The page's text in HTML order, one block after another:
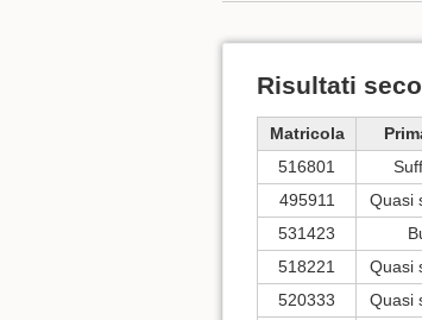
Risultati
Matricola
516801
495911
Quasi
531423
518221
Quasi
520333
Quasi